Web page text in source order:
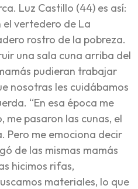
Luz Castillo (44) es así:
vertedero de La
rostro de la pobreza.
una sala cuna arriba del
pudieran trabajar
nosotras les cuidábamos
“En esa época me
me pasaron las cunas, el
Pero me emociona decir
de las mismas mamás
hicimos rifas,
materiales, lo que